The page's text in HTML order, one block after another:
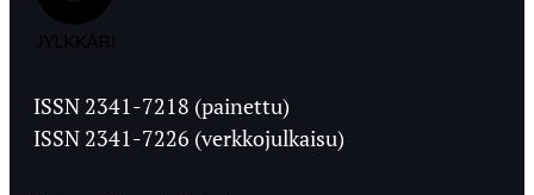
Ylioppilaslehti
ISSN 2341-7218 (painettu)
ISSN 2341-7226 (verkkojulkaisu)